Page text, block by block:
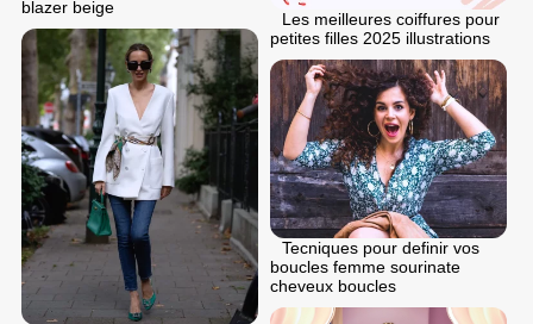
blazer beige
Les meilleures coiffures pour
petites filles 2025 illustrations
Tecniques pour definir vos
boucles femme sourinate
cheveux boucles